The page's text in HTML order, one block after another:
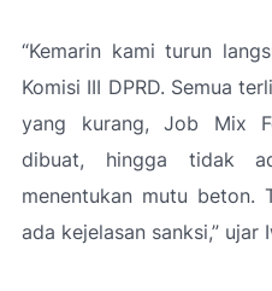
“Kemarin kami turun
Komisi III DPRD. Semua
yang kurang, Job Mix
dibuat, hingga tidak
menentukan mutu beton.
ada kejelasan sanksi,” ujar